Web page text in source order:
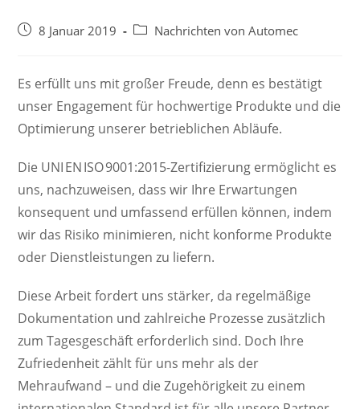
8 Januar 2019 Nachrichten von Automec
Es erfüllt uns mit großer Freude, denn es bestätigt
unser Engagement für hochwertige Produkte und die
Optimierung unserer betrieblichen Abläufe.
Die UNI EN ISO 9001:2015-Zertifizierung ermöglicht es
uns, nachzuweisen, dass wir Ihre Erwartungen
konsequent und umfassend erfüllen können, indem
wir das Risiko minimieren, nicht konforme Produkte
oder Dienstleistungen zu liefern.
Diese Arbeit fordert uns stärker, da regelmäßige
Dokumentation und zahlreiche Prozesse zusätzlich
zum Tagesgeschäft erforderlich sind. Doch Ihre
Zufriedenheit zählt für uns mehr als der
Mehraufwand – und die Zugehörigkeit zu einem